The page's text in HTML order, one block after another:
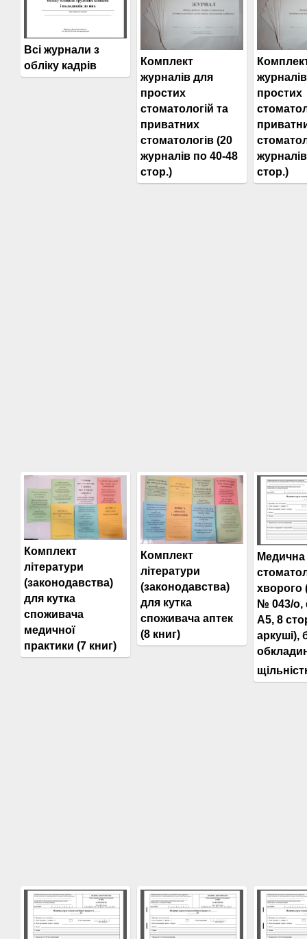
Всі журнали з
обліку кадрів
Комплект
журналів для
простих
стоматологій та
приватних
стоматологів (20
журналів по 40-48
стор.)
простих
стор.)
Комплект
літератури
(законодавства)
для кутка
споживача
медичної
практики (7 книг)
Комплект
літератури
(законодавства)
для кутка
споживача аптек
(8 книг)
Медична
№ 043/о,
А5, 8
аркуші),